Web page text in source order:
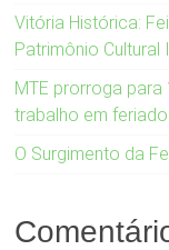
Vitória Histórica:
Patrimônio Cultural
MTE prorroga
trabalho em
O Surgimento da